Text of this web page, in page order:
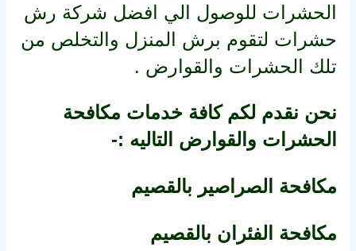
الحشرات للوصول الي افضل شركة رش
حشرات لتقوم برش المنزل والتخلص من
تلك الحشرات والقوارض .
نحن نقدم لكم كافة خدمات مكافحة
الحشرات والقوارض التاليه :-
مكافحة الصراصير بالقصيم
مكافحة الفئران بالقصيم